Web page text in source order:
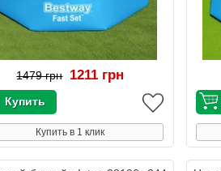
1479 грн 1211 грн
Купить в 1 клик